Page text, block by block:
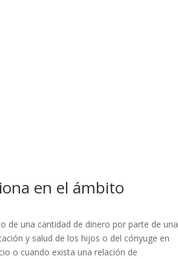
en el ámbito
de una cantidad de dinero por parte de una
y salud de los hijos o del cónyuge en
o cuando exista una relación de